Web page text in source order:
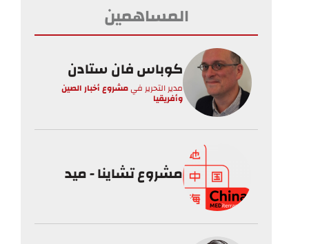
المساهمين
كوباس فان ستادن
مدير التحرير فيمشروع أخبار الصين
وأفريقيا
مشروع تشاينا - ميد